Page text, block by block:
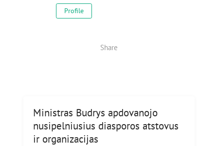
Profile
Share
Ministras Budrys apdovanojo
nusipelniusius diasporos atstovus
ir organizacijas